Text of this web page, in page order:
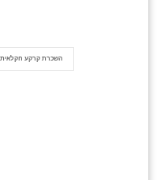
השכרת קרקע חקלאית